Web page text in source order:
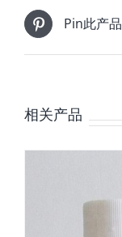
Pin此产品
相关产品